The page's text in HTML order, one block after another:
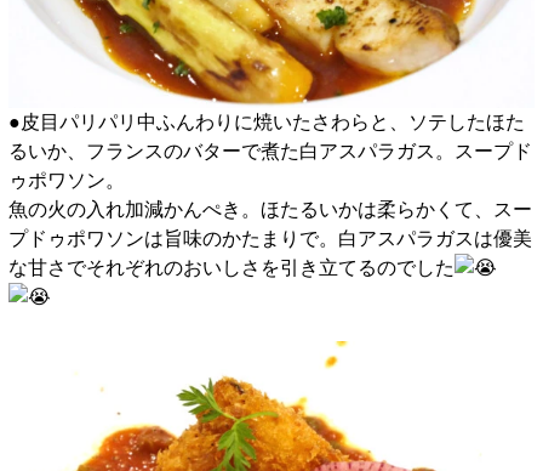
●皮目パリパリ中ふんわりに焼いたさわらと、ソテしたほた
るいか、フランスのバターで煮た白アスパラガス。スープド
ゥポワソン。
魚の火の入れ加減かんぺき。ほたるいかは柔らかくて、スー
プドゥポワソンは旨味のかたまりで。白アスパラガスは優美
な甘さでそれぞれのおいしさを引き立てるのでした